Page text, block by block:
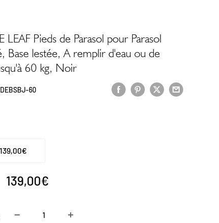
LEAF Pieds de Parasol pour Parasol
Base lestée, A remplir d'eau ou de
60 kg, Noir
60
Prix
139,00€